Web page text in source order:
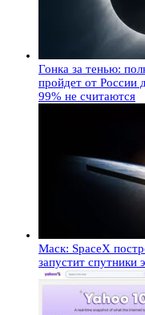
Гонка за тенью:
пройдет от России
99% не считаются
Маск: SpaceX
запустит спутники